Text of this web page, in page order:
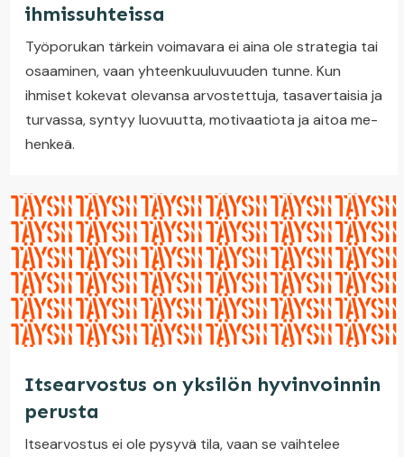
ihmissuhteissa
Työporukan tärkein voimavara ei aina ole strategia tai
osaaminen, vaan yhteenkuuluvuuden tunne. Kun
ihmiset kokevat olevansa arvostettuja, tasavertaisia ja
turvassa, syntyy luovuutta, motivaatiota ja aitoa me-
henkeä.
Itsearvostus on yksilön hyvinvoinnin
perusta
Itsearvostus ei ole pysyvä tila, vaan se vaihtelee